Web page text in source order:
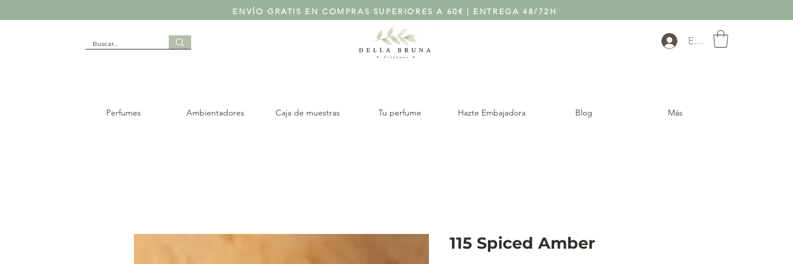
ENVÍO GRATIS EN COMPRAS SUPERIORES A 60€ | ENTREGA 48/72H
Entra
Perfumes Ambientadores Caja de muestras Tu perfume Hazte Embajadora Blog Más
115 Spiced Amber